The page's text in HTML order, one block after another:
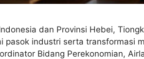
dan Provinsi Hebei,
pasok industri serta transformasi
Bidang Perekonomian,